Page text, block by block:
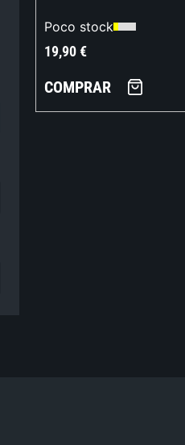
Poco stock
19,90€
COMPRAR